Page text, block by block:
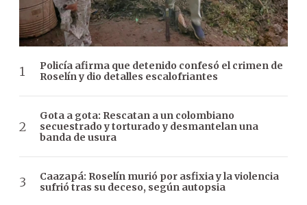
Policía afirma que detenido confesó el crimen de
Roselín y dio detalles escalofriantes
Gota a gota: Rescatan a un colombiano
secuestrado y torturado y desmantelan una
banda de usura
Caazapá: Roselín murió por asfixia y la violencia
sufrió tras su deceso, según autopsia